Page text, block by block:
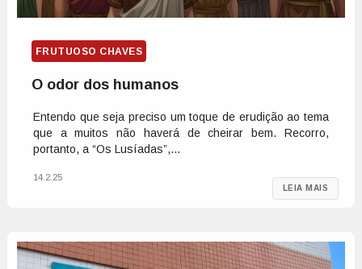
FRUTUOSO CHAVES
O odor dos humanos
Entendo que seja preciso um toque de erudição ao tema
que a muitos não haverá de cheirar bem. Recorro,
portanto, a “Os Lusíadas”,...
LEIA MAIS
14.2.25